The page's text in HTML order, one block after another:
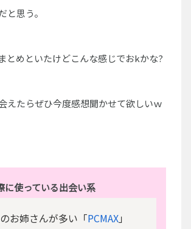
と思う。
とめといたけどこんな感じでおkかな?
えたらぜひ今度感想聞かせて欲しいｗ
に使っている出会い系
お姉さんが多い「PCMAX」